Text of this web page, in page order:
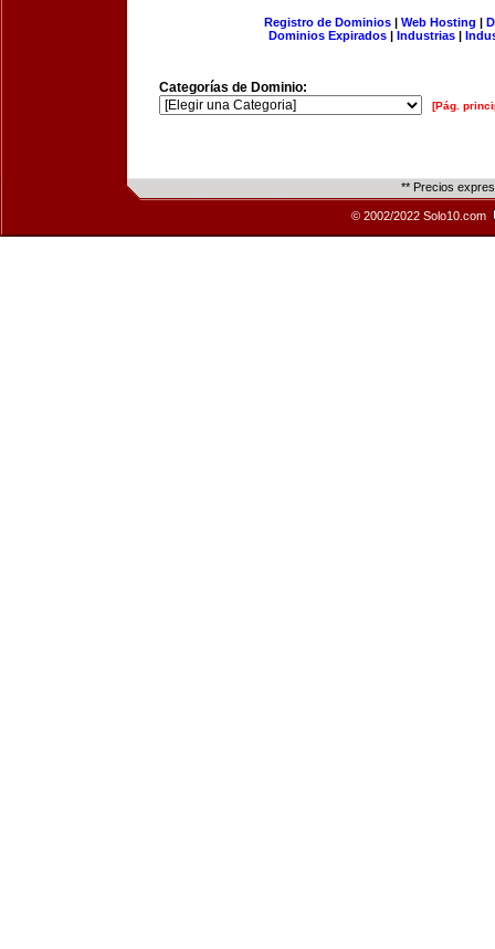
Registro de Dominios| Web Hosting |
Dominios Expirados | Industrias |
Categorías de Dominio:
[Pág.
** Precios
© 2002/2022 Solo10.com